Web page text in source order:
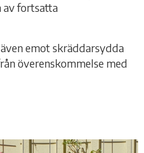
av fortsatta
emot skräddarsydda
överenskommelse med